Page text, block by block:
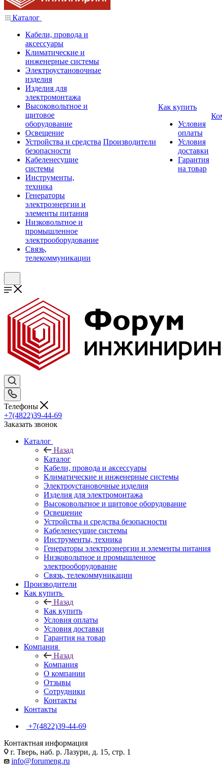
Каталог
Кабели, провода и
аксессуары
Климатические и
инженерные системы
Электроустановочные
изделия
Изделия для
электромонтажа
Высоковольтное и
щитовое
оборудование
Освещение
Устройства и средства
безопасности
Кабеленесущие
системы
Инструменты,
техника
Генераторы
электроэнергии и
элементы питания
Низковольтное и
промышленное
электрооборудование
Связь,
телекоммуникации
Производители
Как купить
Условия
оплаты
Условия
доставки
Гарантия
на товар
Телефоны
+7(4822)39-44-69
Заказать звонок
Каталог
Назад
Каталог
Кабели, провода и аксессуары
Климатические и инженерные системы
Электроустановочные изделия
Изделия для электромонтажа
Высоковольтное и щитовое оборудование
Освещение
Устройства и средства безопасности
Кабеленесущие системы
Инструменты, техника
Генераторы электроэнергии и элементы питания
Низковольтное и промышленное
электрооборудование
Связь, телекоммуникации
Производители
Как купить
Назад
Как купить
Условия оплаты
Условия доставки
Гарантия на товар
Компания
Назад
Компания
О компании
Отзывы
Сотрудники
Контакты
Контакты
+7(4822)39-44-69
Контактная информация
г. Тверь, наб. р. Лазури, д. 15, стр. 1
info@forumeng.ru